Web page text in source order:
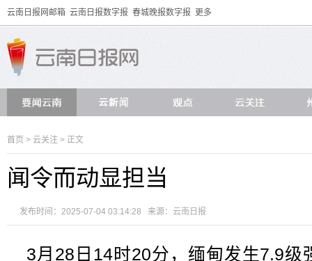
云南日报网邮箱 云南日报数字报 春城晚报数字报 更多
首页 > 云关注 > 正文
闻令而动显担当
发布时间：2025-07-04 03:14:28 来源： 云南日报
3月28日14时20分，缅甸发生7.9级